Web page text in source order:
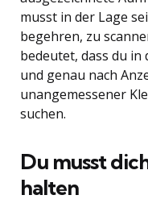
musst in der Lage
begehren, zu
bedeutet, dass du in
und genau nach
unangemessener
suchen.
Du musst
halten